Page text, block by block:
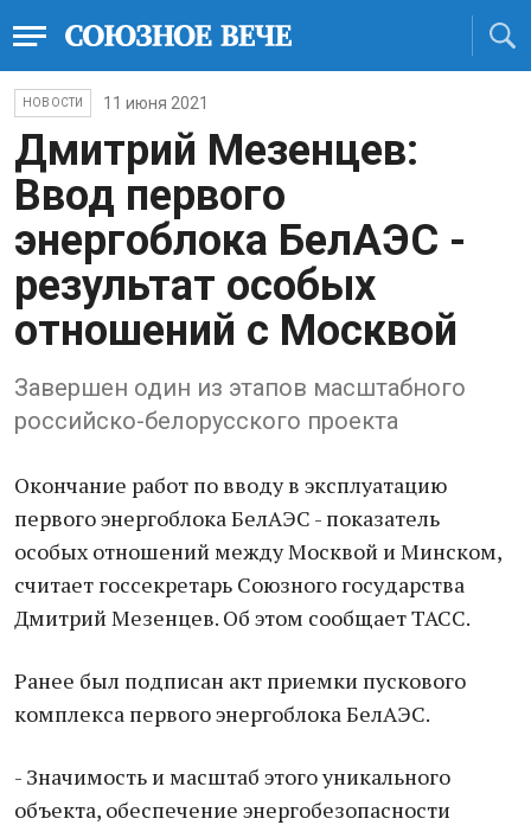
НОВОСТИ 11 июня 2021
Дмитрий Мезенцев:
Ввод первого
энергоблока БелАЭС -
результат особых
отношений с Москвой
Завершен один из этапов масштабного
российско-белорусского проекта
Окончание работ по вводу в эксплуатацию
первого энергоблока БелАЭС - показатель
особых отношений между Москвой и Минском,
считает госсекретарь Союзного государства
Дмитрий Мезенцев. Об этом сообщает ТАСС.
Ранее был подписан акт приемки пускового
комплекса первого энергоблока БелАЭС.
- Значимость и масштаб этого уникального
объекта, обеспечение энергобезопасности